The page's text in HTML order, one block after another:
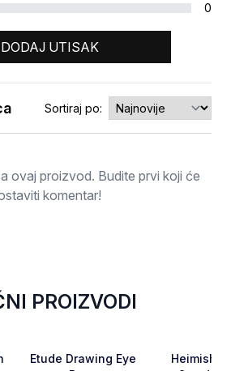
0
DODAJ UTISAK
Ocjena
Sortiraj po:
ovaj proizvod. Budite prvi koji će
komentar!
PROIZVODI
Favorite
Etude Drawing Eye
Heimish